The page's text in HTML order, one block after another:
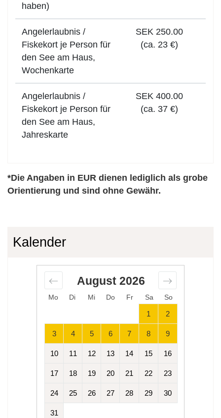
haben)
Angelerlaubnis /
Fiskekort je Person für
den See am Haus,
Wochenkarte
SEK 250.00
(ca. 23 €)
Angelerlaubnis /
Fiskekort je Person für
den See am Haus,
Jahreskarte
SEK 400.00
(ca. 37 €)
*Die Angaben in EUR dienen lediglich als grobe
Orientierung und sind ohne Gewähr.
Kalender
Mo Di Mi Do Fr Sa So
August 2026
1 2
3 4 5 6 7 8 9
10 11 12 13 14 15 16
17 18 19 20 21 22 23
24 25 26 27 28 29 30
31